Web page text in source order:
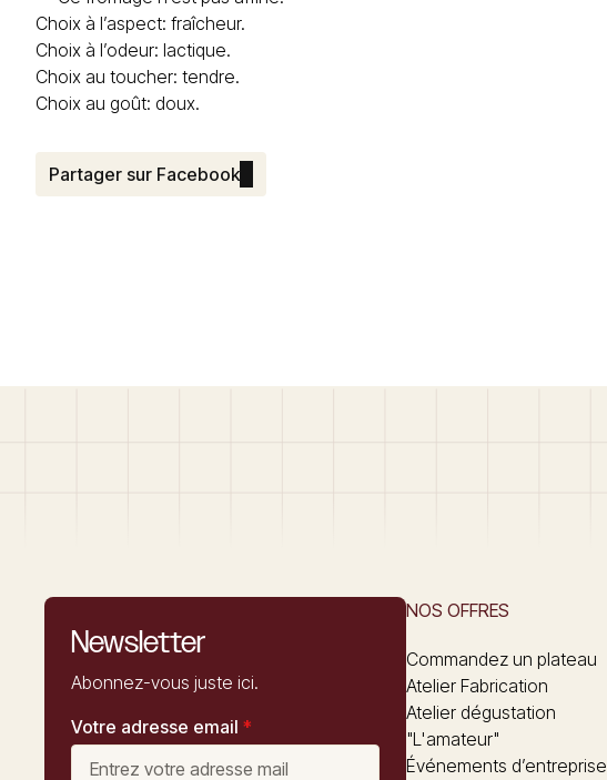
Choix à l’aspect: fraîcheur.
Choix à l’odeur: lactique.
Choix au toucher: tendre.
Choix au goût: doux.
Partager sur Facebook
Newsletter
Abonnez-vous juste ici.
Votre adresse email *
NOS OFFRES
Commandez un plateau
Atelier Fabrication
Atelier dégustation
"L'amateur"
Événements d’entreprise